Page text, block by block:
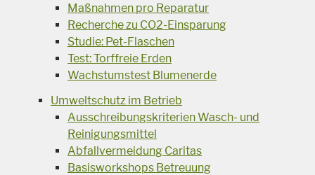
Maßnahmen pro Reparatur
Recherche zu CO2-Einsparung
Studie: Pet-Flaschen
Test: Torffreie Erden
Wachstumstest Blumenerde
Umweltschutz im Betrieb
Ausschreibungskriterien Wasch- und
Reinigungsmittel
Abfallvermeidung Caritas
Basisworkshops Betreuung